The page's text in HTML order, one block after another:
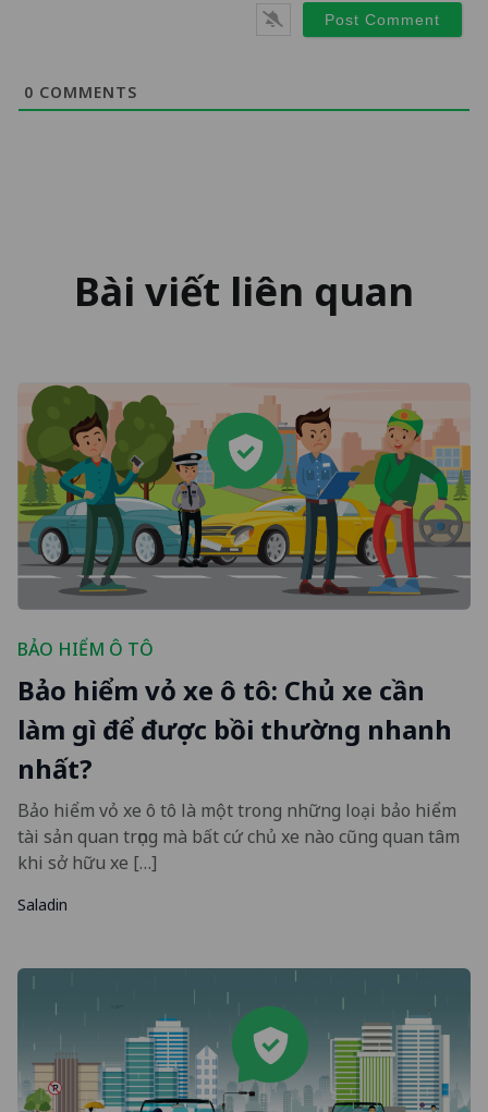
0 COMMENTS
Bài viết liên quan
BẢO HIỂM Ô TÔ
Bảo hiểm vỏ xe ô tô: Chủ xe cần
làm gì để được bồi thường nhanh
nhất?
Bảo hiểm vỏ xe ô tô là một trong những loại bảo hiểm
tài sản quan trọng mà bất cứ chủ xe nào cũng quan tâm
khi sở hữu xe […]
Saladin